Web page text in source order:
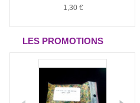
1,30 €
LES PROMOTIONS